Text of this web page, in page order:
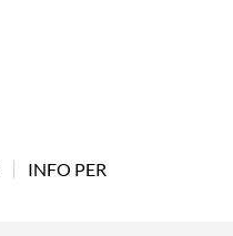
INFO PER